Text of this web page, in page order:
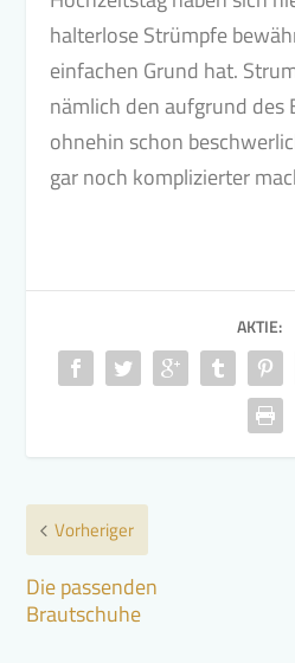
halterlose Strümpfe
einfachen Grund hat.
nämlich den aufgrund des
ohnehin schon
gar noch komplizierter
AKTIE:
Vorheriger
Die passenden
Brautschuhe